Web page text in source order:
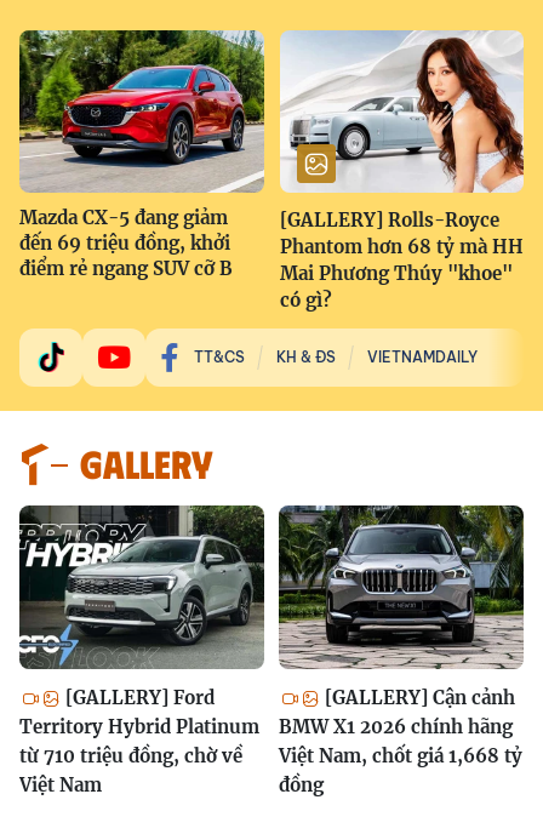
Mazda CX-5 đang giảm
đến 69 triệu đồng, khởi
điểm rẻ ngang SUV cỡ B
[GALLERY] Rolls-Royce
Phantom hơn 68 tỷ mà HH
Mai Phương Thúy "khoe"
có gì?
TT&CS KH & ĐS VIETNAMDAILY
GALLERY
[GALLERY] Ford
Territory Hybrid Platinum
từ 710 triệu đồng, chờ về
Việt Nam
[GALLERY] Cận cảnh
BMW X1 2026 chính hãng
Việt Nam, chốt giá 1,668 tỷ
đồng